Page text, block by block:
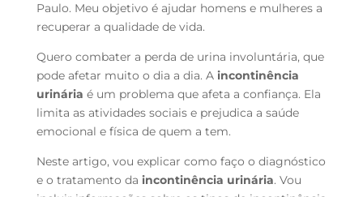
Paulo. Meu objetivo é ajudar homens e mulheres a
recuperar a qualidade de vida.
Quero combater a perda de urina involuntária, que
pode afetar muito o dia a dia. A incontinência
urinária é um problema que afeta a confiança. Ela
limita as atividades sociais e prejudica a saúde
emocional e física de quem a tem.
Neste artigo, vou explicar como faço o diagnóstico
e o tratamento da incontinência urinária. Vou